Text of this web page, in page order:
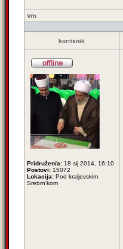
Vrh
korrisnik
Pridružen/a: 18 sij 2014, 16:10
Postovi: 15072
Lokacija: Pod kraljevskim
Srebrn'kom